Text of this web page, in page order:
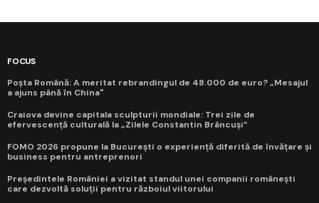
FOCUS
Poșta Română: A meritat rebrandingul de 48.000 de euro? „Mesajul
a ajuns până în China"
Craiova devine capitala sculpturii mondiale: Trei zile de
efervescență culturală la „Zilele Constantin Brâncuși”
FOMO 2026 propune la București o experiență diferită de învățare și
business pentru antreprenori
Președintele României a vizitat standul unei companii românești
care dezvoltă soluții pentru războiul viitorului